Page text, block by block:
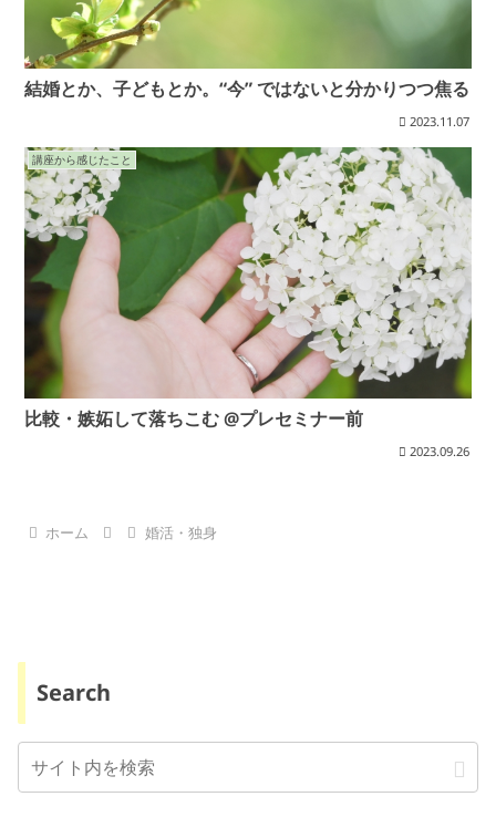
結婚とか、子どもとか。“今” ではないと分かりつつ焦る
2023.11.07
講座から感じたこと
比較・嫉妬して落ちこむ @プレセミナー前
2023.09.26
ホーム 婚活・独身
Search